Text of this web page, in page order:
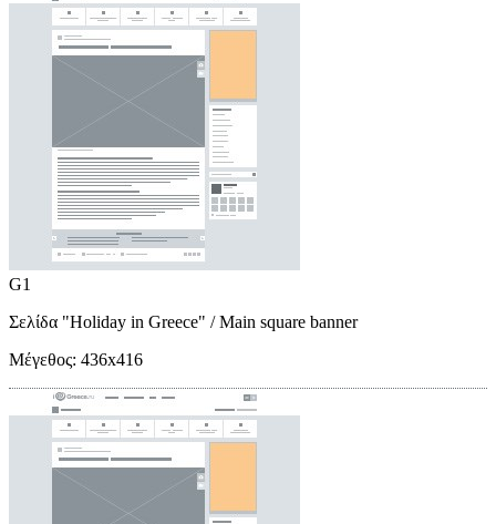
G1
Σελίδα "Holiday in Greece" / Main square banner
Μέγεθος: 436x416